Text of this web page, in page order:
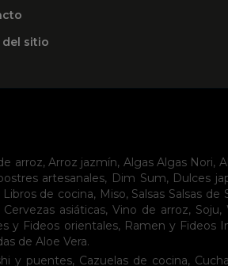
del sitio
arroz, Arroz jazmín, Algas Algas Nori,
artesanales, Dim Sum, Dulces
Libros de cocina, Miso, Salsas Salsas de
Cervezas asiáticas, Vino de arroz, Soju,
y Fideos orientales, Ramen y Fideos
de Aloe Vera.
y puentes, Cazuelas de cocina,